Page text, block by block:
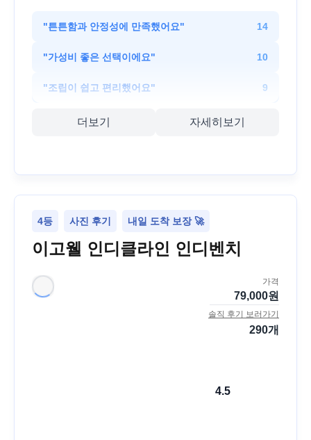
"튼튼함과 안정성에 만족했어요" 14
"가성비 좋은 선택이에요" 10
"조립이 쉽고 편리했어요" 9
더보기 자세히보기
4등 사진 후기 내일 도착 보장 🚀
이고웰 인디클라인 인디벤치
가격
79,000원
솔직 후기 보러가기
290개
4.5